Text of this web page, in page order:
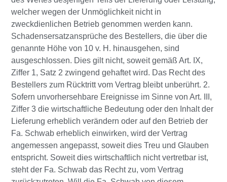
welcher wegen der Unmöglichkeit nicht in
zweckdienlichen Betrieb genommen werden kann.
Schadensersatzansprüche des Bestellers, die über die
genannte Höhe von 10 v. H. hinausgehen, sind
ausgeschlossen. Dies gilt nicht, soweit gemäß Art. IX,
Ziffer 1, Satz 2 zwingend gehaftet wird. Das Recht des
Bestellers zum Rücktritt vom Vertrag bleibt unberührt. 2.
Sofern unvorhersehbare Ereignisse im Sinne von Art. III,
Ziffer 3 die wirtschaftliche Bedeutung oder den Inhalt der
Lieferung erheblich verändern oder auf den Betrieb der
Fa. Schwab erheblich einwirken, wird der Vertrag
angemessen angepasst, soweit dies Treu und Glauben
entspricht. Soweit dies wirtschaftlich nicht vertretbar ist,
steht der Fa. Schwab das Recht zu, vom Vertrag